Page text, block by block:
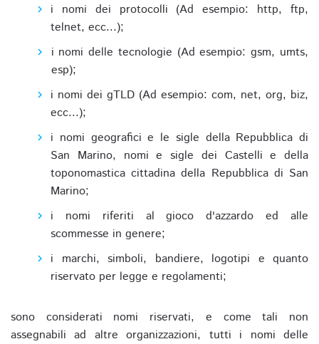
i nomi dei protocolli (Ad esempio: http, ftp,
telnet, ecc...);
i nomi delle tecnologie (Ad esempio: gsm, umts,
esp);
i nomi dei gTLD (Ad esempio: com, net, org, biz,
ecc...);
i nomi geografici e le sigle della Repubblica di
San Marino, nomi e sigle dei Castelli e della
toponomastica cittadina della Repubblica di San
Marino;
i nomi riferiti al gioco d'azzardo ed alle
scommesse in genere;
i marchi, simboli, bandiere, logotipi e quanto
riservato per legge e regolamenti;
sono considerati nomi riservati, e come tali non
assegnabili ad altre organizzazioni, tutti i nomi delle